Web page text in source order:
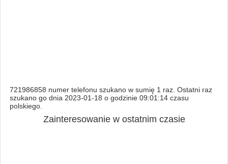
721986858 numer telefonu szukano w sumię 1 raz. Ostatni raz
szukano go dnia 2023-01-18 o godzinie 09:01:14 czasu
polskiego.
Zainteresowanie w ostatnim czasie